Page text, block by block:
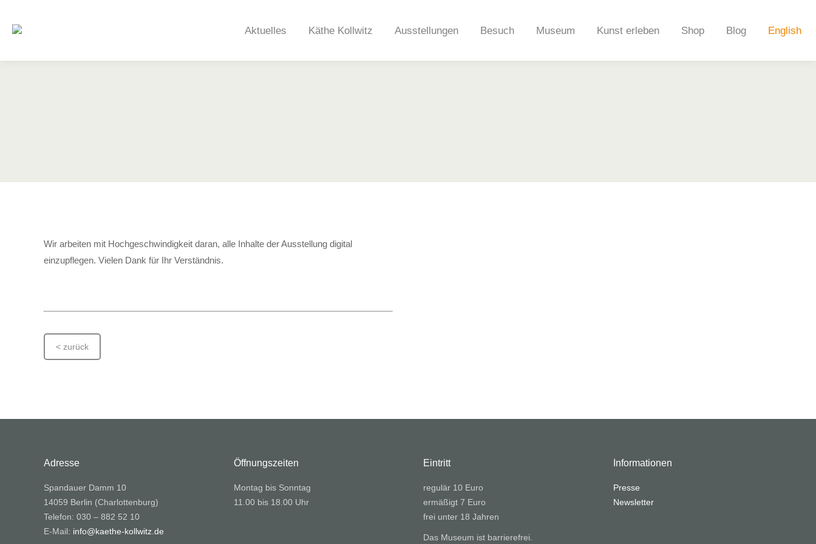
Aktuelles Käthe Kollwitz Ausstellungen Besuch Museum Kunst erleben Shop Blog English
Wir arbeiten mit Hochgeschwindigkeit daran, alle Inhalte der Ausstellung digital
einzupflegen. Vielen Dank für Ihr Verständnis.
< zurück
Adresse
Spandauer Damm 10
14059 Berlin (Charlottenburg)
Telefon: 030 – 882 52 10
E-Mail: info@kaethe-kollwitz.de
Öffnungszeiten
Montag bis Sonntag
11.00 bis 18.00 Uhr
Eintritt
regulär 10 Euro
ermäßigt 7 Euro
frei unter 18 Jahren
Das Museum ist barrierefrei.
Informationen
Presse
Newsletter